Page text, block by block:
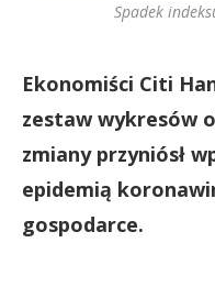
Spadek
Ekonomiści Citi
zestaw wykresów
zmiany przyniósł
epidemią
gospodarce.